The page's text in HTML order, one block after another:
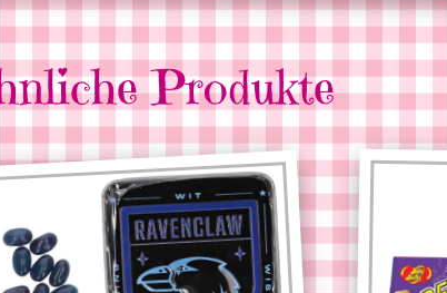
Produkte